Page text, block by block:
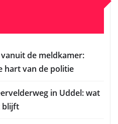
de meldkamer:
hart van de politie
in Uddel: wat
blijft